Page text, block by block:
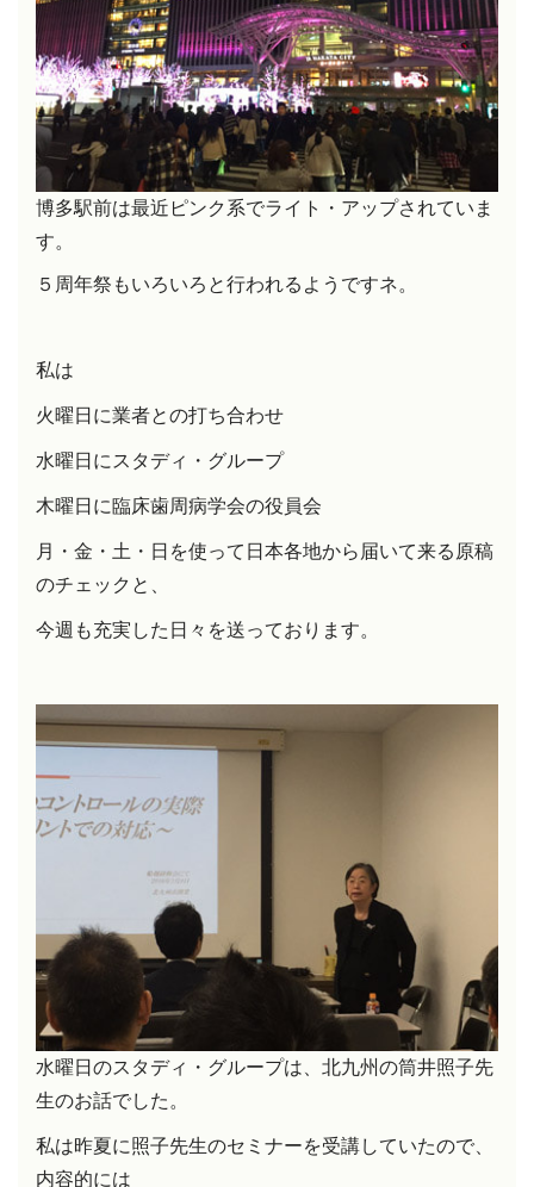
博多駅前は最近ピンク系でライト・アップされていま
す。
５周年祭もいろいろと行われるようですネ。
私は
火曜日に業者との打ち合わせ
水曜日にスタディ・グループ
木曜日に臨床歯周病学会の役員会
月・金・土・日を使って日本各地から届いて来る原稿
のチェックと、
今週も充実した日々を送っております。
水曜日のスタディ・グループは、北九州の筒井照子先
生のお話でした。
私は昨夏に照子先生のセミナーを受講していたので、
内容的には